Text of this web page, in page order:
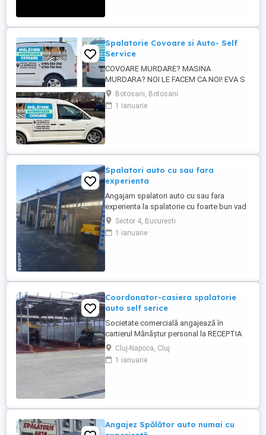
Spalatorie Covoare si Auto- Self
Service
COVOARE MURDARE? MASINA
MURDARA? NOI LE FACEM CA NOI! EVA S
CAR WASH - TRUSESTI, BOTOSANI
SPALATORIE COVOARE SI AUTO SELF
SERVICE 24 7 SPALATORIE
paturi mari * Rezultate vizibile din ...
Botosani, Botosani
1 ianuarie
Spalatori auto cu sau fara
experienta
Angajam spalatori auto cu sau fara
experienta la spalatorie cu foarte bun vad
comercial in sectorul 4 la sosea Luica
intersectie cu Uioara. Oferim comisioane
50% la degresari, tapiterii, polish Venituri
Sector 4, Bucuresti
1 ianuarie
Coordonator-casiera spalatorie
auto self serice
Societate comercială angajează în
cartierul Mănăștur personal la RECEPTIA
spalatoriei auto self service pentru
indrumarea clientilor si coordonarea
activitatii. Program de lucru: 1 săptămână
Cluj-Napoca, Cluj
1 ianuarie
Angajez Spălător auto numai cu